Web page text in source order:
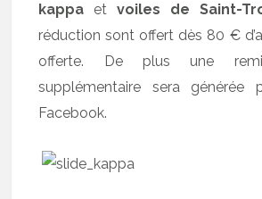
kappa etvoiles de Saint-
réduction sont offert dès 80 €
offerte. De plus une
supplémentaire sera générée
Facebook.